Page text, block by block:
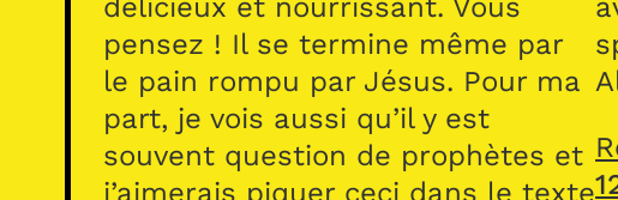
délicieux et nourrissant. Vous
pensez ! Il se termine même par
le pain rompu par Jésus. Pour ma
part, je vois aussi qu’il y est
souvent question de prophètes et
j’aimerais piquer ceci dans le texte